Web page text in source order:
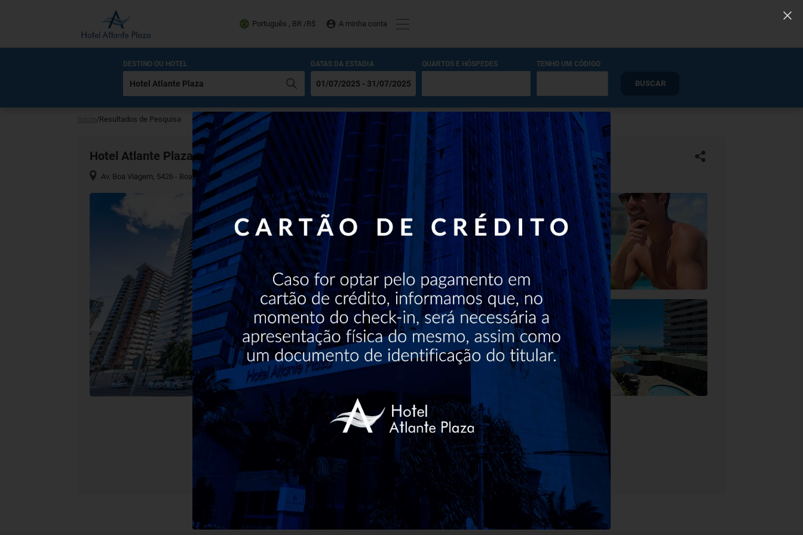
Português , BR /R$ A minha conta
DESTINO OU HOTEL DATAS DA ESTADIA QUARTOS E HÓSPEDES TENHO UM CÓDIGO
BUSCAR
/Resultados de Pesquisa
Hotel Atlante Plaza
Av. Boa Viagem, 5426 - Boa Viagem, Recife - PE, 51030-000, Brasil Recife, Ver no Mapa)
Acessibilidade
para Cadeira de
Rodas
Estacionamento
SPA Piscina
MAIS SOBRE O HOTEL